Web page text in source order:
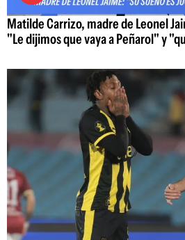
Matilde Carrizo, madre de Leonel
"Le dijimos que vaya a Peñarol" y